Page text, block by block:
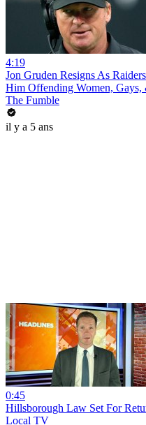
4:19
Jon Gruden Resigns As
Him Offending Women,
The Fumble
il y a 5 ans
0:45
Hillsborough Law Set For
Local TV